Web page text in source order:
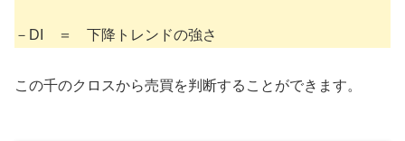
－DI ＝ 下降トレンドの強さ
この千のクロスから売買を判断することができます。